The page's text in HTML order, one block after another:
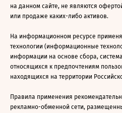
на данном сайте, не являются
или продаже каких-либо активов.
На информационном ресурсе
технологии (информационные
информации на основе сбора,
относящихся к предпочтениям
находящихся на территории
Правила применения
рекламно-обменной сети,